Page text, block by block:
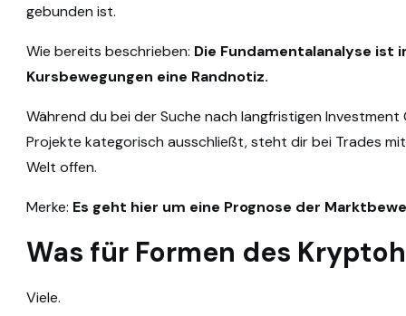
gebunden ist.
Wie bereits beschrieben: Die Fundamentalanalyse ist
Kursbewegungen eine Randnotiz.
Während du bei der Suche nach langfristigen
Projekte kategorisch ausschließt, steht dir bei Trades
Welt offen.
Merke: Es geht hier um eine Prognose der
Was für Formen des
Viele.